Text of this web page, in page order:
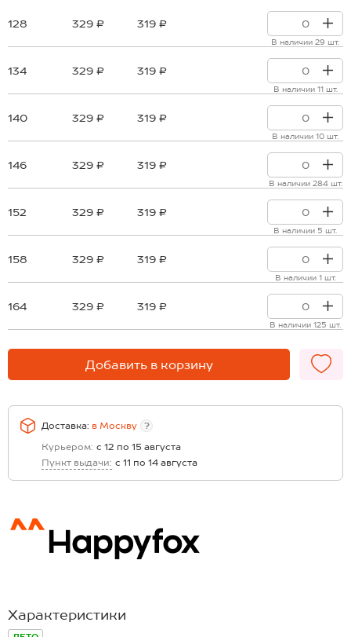
128 329 ₽ 319 ₽
В наличии 29 шт.
134 329 ₽ 319 ₽
В наличии 11 шт.
140 329 ₽ 319 ₽
В наличии 10 шт.
146 329 ₽ 319 ₽
В наличии 284 шт.
152 329 ₽ 319 ₽
В наличии 5 шт.
158 329 ₽ 319 ₽
В наличии 1 шт.
164 329 ₽ 319 ₽
В наличии 125 шт.
Добавить в корзину
Доставка: в Москву
?
Курьером: с 12 по 15 августа
Пункт выдачи: с 11 по 14 августа
Характеристики